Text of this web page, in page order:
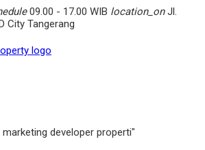
09.00 - 17.00 WIB location_onJl.
City Tangerang
marketing developer properti"